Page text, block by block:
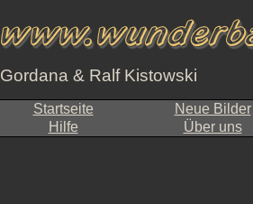
Gordana & Ralf Kistowski
Startseite Neue Bilder
Hilfe
Über uns